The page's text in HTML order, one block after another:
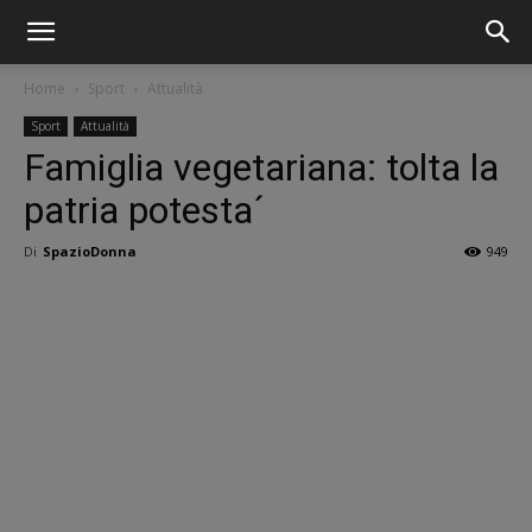
Home Sport Attualità
Sport Attualità
Famiglia vegetariana: tolta la
patria potesta´
Di SpazioDonna 949